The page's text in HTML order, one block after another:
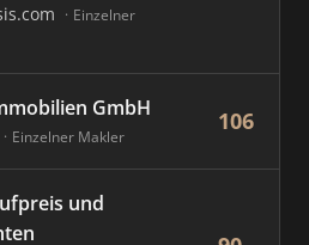
Einzelner
GmbH
Einzelner Makler
106
und